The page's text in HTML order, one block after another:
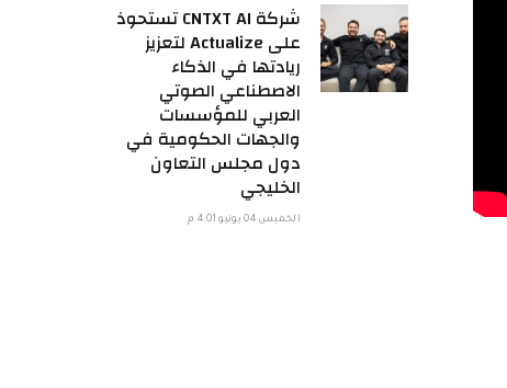
شركة CNTXT AI تستحوذ
على Actualize لتعزيز
ريادتها في الذكاء
الاصطناعي الصوتي
العربي للمؤسسات
والجهات الحكومية في
دول مجلس التعاون
الخليجي
الخميس 04 يونيو 4:01 م